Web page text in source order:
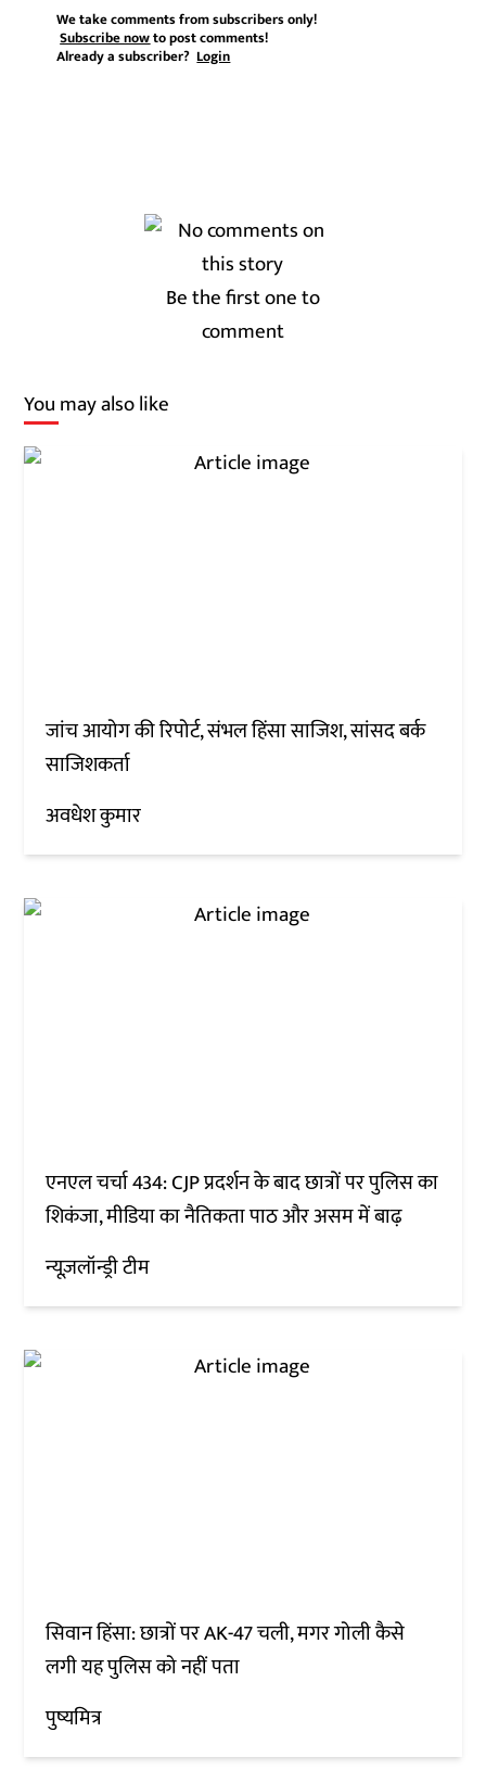
We take comments from subscribers only!
Subscribe nowto post comments!
Already a subscriber?Login
Be the first one to
comment
You may also like
जांच आयोग की रिपोर्ट, संभल हिंसा साजिश, सांसद बर्क
साजिशकर्ता
अवधेश कुमार
एनएल चर्चा 434: CJP प्रदर्शन के बाद छात्रों पर पुलिस का
शिकंजा, मीडिया का नैतिकता पाठ और असम में बाढ़
न्यूज़लॉन्ड्री टीम
सिवान हिंसा: छात्रों पर AK-47 चली, मगर गोली कैसे
लगी यह पुलिस को नहीं पता
पुष्यमित्र